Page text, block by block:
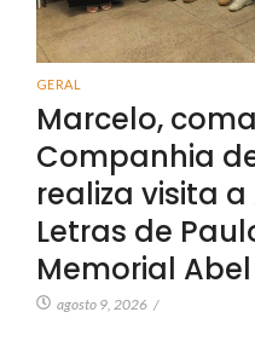
GERAL
Marcelo,
Companhia
realiza visita
Letras de
Memorial
agosto 9, 2026 /